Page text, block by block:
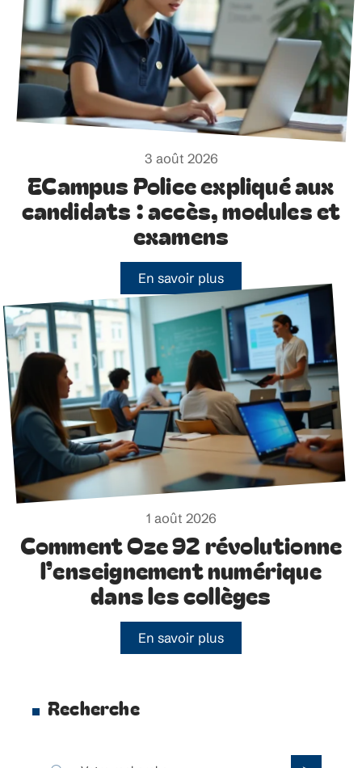
3 août 2026
ECampus Police expliqué aux
candidats : accès, modules et
examens
En savoir plus
1 août 2026
Comment Oze 92 révolutionne
l’enseignement numérique
dans les collèges
En savoir plus
Recherche